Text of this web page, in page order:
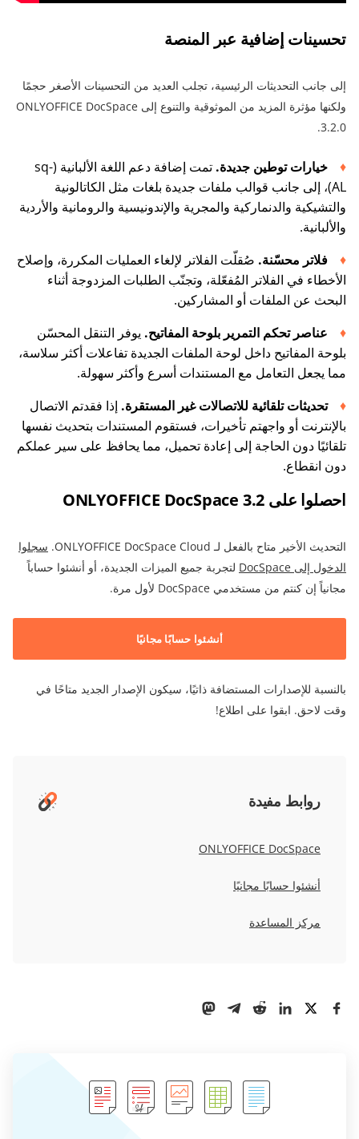
تحسينات إضافية عبر المنصة
إلى جانب التحديثات الرئيسية، تجلب العديد من التحسينات الأصغر حجمًا
ولكنها مؤثرة المزيد من الموثوقية والتنوع إلى ONLYOFFICE DocSpace
3.2.0.
خيارات توطين جديدة.
تمت إضافة دعم اللغة الألبانية (sq-
AL)، إلى جانب قوالب ملفات جديدة بلغات مثل الكاتالونية
والتشيكية والدنماركية والمجرية والإندونيسية والرومانية والأردية
والألبانية.
فلاتر محسّنة. صُقلّت الفلاتر لإلغاء العمليات المكررة، وإصلاح
الأخطاء في الفلاتر المُفعّلة، وتجنّب الطلبات المزدوجة أثناء
البحث عن الملفات أو المشاركين.
عناصر تحكم التمرير بلوحة المفاتيح. يوفر التنقل المحسّن
بلوحة المفاتيح داخل لوحة الملفات الجديدة تفاعلات أكثر سلاسة،
مما يجعل التعامل مع المستندات أسرع وأكثر سهولة.
تحديثات تلقائية للاتصالات غير المستقرة. إذا فقدتم الاتصال
بالإنترنت أو واجهتم تأخيرات، فستقوم المستندات بتحديث نفسها
تلقائيًا دون الحاجة إلى إعادة تحميل، مما يحافظ على سير عملكم
دون انقطاع.
احصلوا على ONLYOFFICE DocSpace 3.2
التحديث الأخير متاح بالفعل لـ ONLYOFFICE DocSpace Cloud.
سجلوا
الدخول إلى DocSpace
لتجربة جميع الميزات الجديدة، أو أنشئوا حساباً
مجانياً إن كنتم من مستخدمي DocSpace لأول مرة.
أنشئوا حسابًا مجانيًا
بالنسبة للإصدارات المستضافة ذاتيًا، سيكون الإصدار الجديد متاحًا في
وقت لاحق. ابقوا على اطلاع!
روابط مفيدة
ONLYOFFICE DocSpace
أنشئوا حسابًا مجانيًا
مركز المساعدة